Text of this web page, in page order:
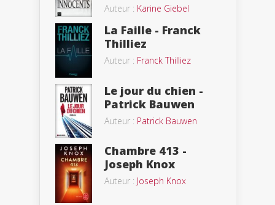
Auteur : Karine Giebel
La Faille - Franck
Thilliez
Auteur : Franck Thilliez
Le jour du chien -
Patrick Bauwen
Auteur : Patrick Bauwen
Chambre 413 -
Joseph Knox
Auteur : Joseph Knox